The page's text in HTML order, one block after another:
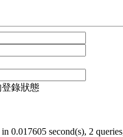
錄狀態
in 0.017605 second(s), 2